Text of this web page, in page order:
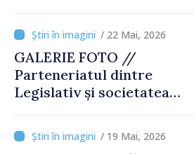
/ 22 Mai, 2026
GALERIE FOTO //
Parteneriatul dintre
Legislativ și societatea
conferința anuală de la
Chișinău
/ 19 Mai, 2026